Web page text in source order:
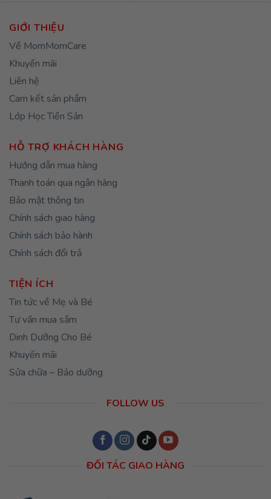
GIỚI THIỆU
Về MomMomCare
Khuyến mãi
Liên hệ
Cam kết sản phẩm
Lớp Học Tiền Sản
HỖ TRỢ KHÁCH HÀNG
Hướng dẫn mua hàng
Thanh toán qua ngân hàng
Bảo mật thông tin
Chính sách giao hàng
Chính sách bảo hành
Chính sách đổi trả
TIỆN ÍCH
Tin tức về Mẹ và Bé
Tư vấn mua sắm
Dinh Dưỡng Cho Bé
Khuyến mãi
Sửa chữa – Bảo dưỡng
FOLLOW US
ĐỐI TÁC GIAO HÀNG